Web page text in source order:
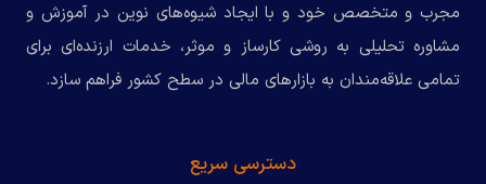
مجرب و متخصص خود و با ایجاد شیوه‌های نوین در آموزش و
مشاوره تحلیلی به روشی کارساز و موثر، خدمات ارزنده‌ای برای
تمامی علاقه‌مندان به بازارهای مالی در سطح کشور فراهم سازد.
دسترسی سریع